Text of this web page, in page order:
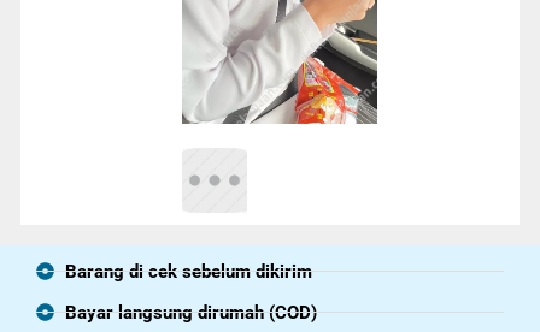
Barang di cek sebelum dikirim
Bayar langsung dirumah (COD)